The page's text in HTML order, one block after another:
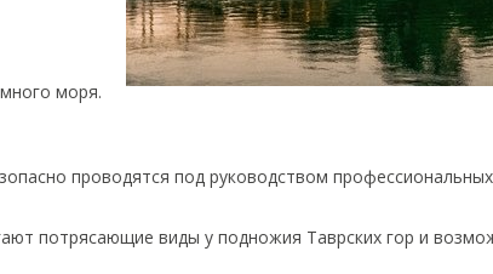
моря.
проводятся под руководством
потрясающие виды у подножия Таврских гор и